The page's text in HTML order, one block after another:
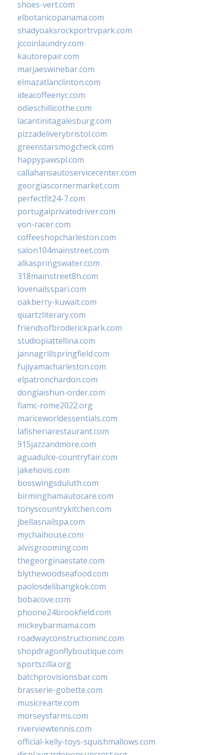
shoes-vert.com
elbotanicopanama.com
shadyoaksrockportrvpark.com
jccoinlaundry.com
kautorepair.com
marjaeswinebar.com
elmazatlanclinton.com
ideacoffeenyc.com
odieschillicothe.com
lacantinitagalesburg.com
pizzadeliverybristol.com
greenstarsmogcheck.com
happypawspl.com
callahansautoservicecenter.com
georgiascornermarket.com
perfectfit24-7.com
portugalprivatedriver.com
von-racer.com
coffeeshopcharleston.com
salon104mainstreet.com
alkaspringswater.com
318mainstreet8h.com
lovenailsspari.com
oakberry-kuwait.com
quartzliterary.com
friendsofbroderickpark.com
studiopiattellina.com
jannagrillspringfield.com
fujiyamacharleston.com
elpatronchardon.com
donglaishun-order.com
fiamc-rome2022.org
mariceworldessentials.com
lafisheriarestaurant.com
915jazzandmore.com
aguadulce-countryfair.com
jakehovis.com
bosswingsduluth.com
birminghamautocare.com
tonyscountrykitchen.com
jbellasnailspa.com
mychaihouse.com
alvisgrooming.com
thegeorginaestate.com
blythewoodseafood.com
paolosdelibangkok.com
bobacove.com
phoone24brookfield.com
mickeybarmama.com
roadwayconstructioninc.com
shopdragonflyboutique.com
sportszilla.org
batchprovisionsbar.com
brasserie-gobette.com
musicrearte.com
morseysfarms.com
riverviewtennis.com
official-kelly-toys-squishmallows.com